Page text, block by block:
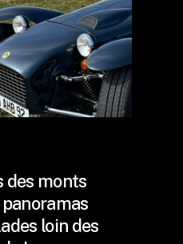
des monts
loin des